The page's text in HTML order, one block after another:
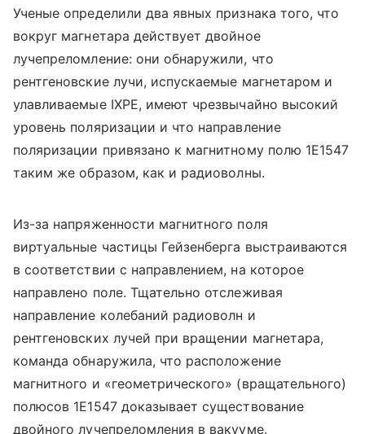
Ученые определили два явных признака того, что
вокруг магнетара действует двойное
лучепреломление: они обнаружили, что
рентгеновские лучи, испускаемые магнетаром и
улавливаемые IXPE, имеют чрезвычайно высокий
уровень поляризации и что направление
поляризации привязано к магнитному полю 1E1547
таким же образом, как и радиоволны.
Из-за напряженности магнитного поля
виртуальные частицы Гейзенберга выстраиваются
в соответствии с направлением, на которое
направлено поле. Тщательно отслеживая
направление колебаний радиоволн и
рентгеновских лучей при вращении магнетара,
команда обнаружила, что расположение
магнитного и «геометрического» (вращательного)
полюсов 1E1547 доказывает существование
двойного лучепреломления в вакууме.